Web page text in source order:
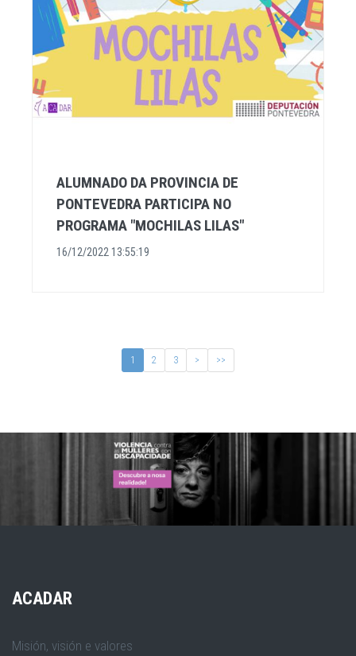
ALUMNADO DA PROVINCIA DE
PONTEVEDRA PARTICIPA NO
PROGRAMA "MOCHILAS LILAS"
16/12/2022 13:55:19
1 2 3 > >>
ACADAR
Misión, visión e valores